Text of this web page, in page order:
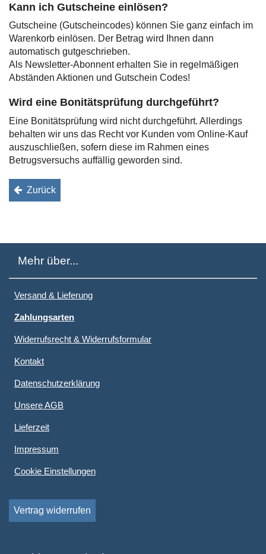
Kann ich Gutscheine einlösen?
Gutscheine (Gutscheincodes) können Sie ganz einfach im
Warenkorb einlösen. Der Betrag wird Ihnen dann
automatisch gutgeschrieben.
Als Newsletter-Abonnent erhalten Sie in regelmäßigen
Abständen Aktionen und Gutschein Codes!
Wird eine Bonitätsprüfung durchgeführt?
Eine Bonitätsprüfung wird nicht durchgeführt. Allerdings
behalten wir uns das Recht vor Kunden vom Online-Kauf
auszuschließen, sofern diese im Rahmen eines
Betrugsversuchs auffällig geworden sind.
Zurück
Mehr über...
Versand & Lieferung
Zahlungsarten
Widerrufsrecht & Widerrufsformular
Kontakt
Datenschutzerklärung
Unsere AGB
Lieferzeit
Impressum
Cookie Einstellungen
Vertrag widerrufen